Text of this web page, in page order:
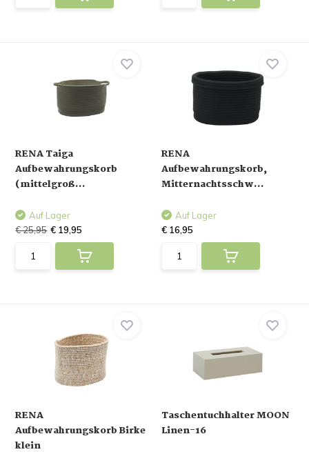
RENA Taiga
Aufbewahrungskorb
(mittelgroß...
Auf Lager
€ 25,95 € 19,95
RENA
Aufbewahrungskorb,
Mitternachtsschw...
Auf Lager
€ 16,95
RENA
Aufbewahrungskorb Birke
klein
Taschentuchhalter MOON
Linen-16